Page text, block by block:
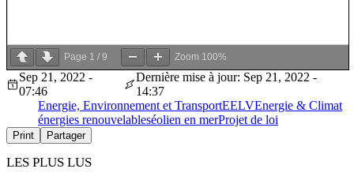
Page 1 / 9 Zoom 100%
Sep 21, 2022 -
07:46
Dernière mise à jour: Sep 21, 2022 -
14:37
Energie, Environnement et TransportEELVEnergie & Climat
énergies renouvelableséolien en merProjet de loi
Print Partager
LES PLUS LUS